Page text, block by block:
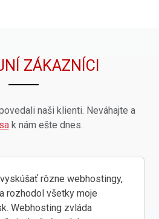
ZÁKAZNÍCI
naši klienti. Neváhajte a
k nám ešte dnes.
rôzne webhostingy,
rozhodol všetky moje
Webhosting zvláda